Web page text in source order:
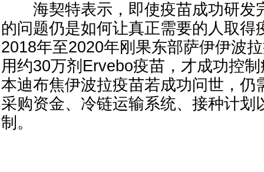
海契特表示，即使疫苗成功研发
的问题仍是如何让真正需要的人取得
2018年至2020年刚果东部萨伊伊波
用约30万剂Ervebo疫苗，才成功控
本迪布焦伊波拉疫苗若成功问世，仍
采购资金、冷链运输系统、接种计划
制。